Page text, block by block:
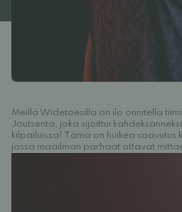
Meillä Widetoesilla on ilo onnitella
Joutsenta, joka sijoittui
kilpailuissa! Tämä on huikea saavutus
jossa maailman parhaat ottavat